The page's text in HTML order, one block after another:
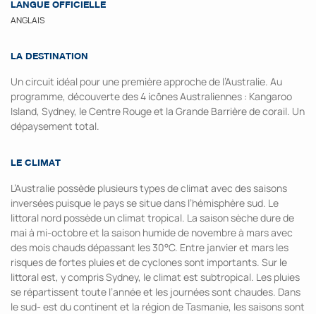
LANGUE OFFICIELLE
ANGLAIS
LA DESTINATION
Un circuit idéal pour une première approche de l’Australie. Au
programme, découverte des 4 icônes Australiennes : Kangaroo
Island, Sydney, le Centre Rouge et la Grande Barrière de corail. Un
dépaysement total.
LE CLIMAT
L’Australie possède plusieurs types de climat avec des saisons
inversées puisque le pays se situe dans l’hémisphère sud. Le
littoral nord possède un climat tropical. La saison sèche dure de
mai à mi-octobre et la saison humide de novembre à mars avec
des mois chauds dépassant les 30°C. Entre janvier et mars les
risques de fortes pluies et de cyclones sont importants. Sur le
littoral est, y compris Sydney, le climat est subtropical. Les pluies
se répartissent toute l’année et les journées sont chaudes. Dans
le sud- est du continent et la région de Tasmanie, les saisons sont